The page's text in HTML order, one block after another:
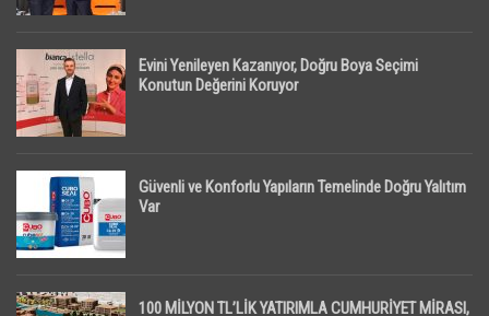
Evini Yenileyen Kazanıyor, Doğru Boya Seçimi
Konutun Değerini Koruyor
Güvenli ve Konforlu Yapıların Temelinde Doğru Yalıtım
Var
100 MİLYON TL’LİK YATIRIMLA CUMHURİYET MİRASI,